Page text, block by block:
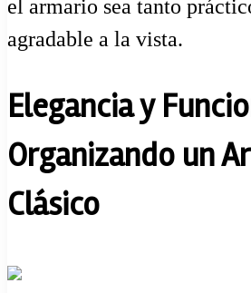
el armario sea tanto
agradable a la vista.
Elegancia y
Organizando un
Clásico